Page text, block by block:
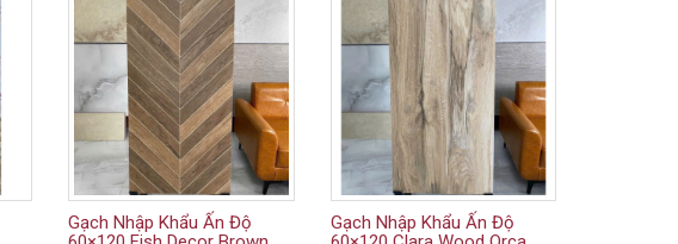
Gạch Nhập Khẩu Ấn Độ
Gạch Nhập Khẩu Ấn Độ